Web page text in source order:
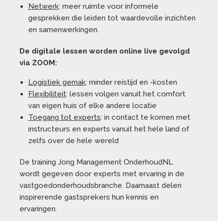
Netwerk: meer ruimte voor informele
gesprekken die leiden tot waardevolle inzichten
en samenwerkingen.
De digitale lessen worden online live gevolgd
via ZOOM:
Logistiek gemak: minder reistijd en -kosten
Flexibiliteit: lessen volgen vanuit het comfort
van eigen huis of elke andere locatie
Toegang tot experts: in contact te komen met
instructeurs en experts vanuit het hele land of
zelfs over de hele wereld
De training Jong Management OnderhoudNL
wordt gegeven door experts met ervaring in de
vastgoedonderhoudsbranche. Daarnaast delen
inspirerende gastsprekers hun kennis en
ervaringen.